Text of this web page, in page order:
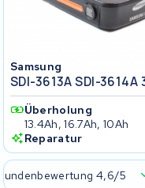
Samsung
SDI-3613A SDI-3614A
Überholung
13.4Ah, 16.7Ah, 10Ah
Reparatur
4,6/5